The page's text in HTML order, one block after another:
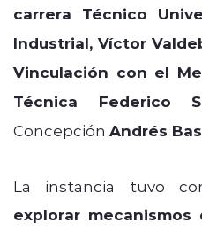
carrera Técnico
Industrial, Víctor
Vinculación con el
Técnica Federico
Concepción Andrés
La instancia tuvo
explorar mecanismos